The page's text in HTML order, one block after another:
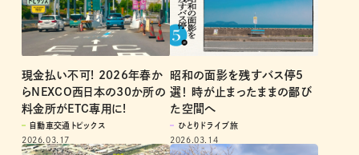
現金払い不可! 2026年春か
らNEXCO西日本の30か所の
料金所がETC専用に!
自動車交通トピックス
2026.03.17
昭和の面影を残すバス停5
選！ 時が止まったままの鄙び
た空間へ
ひとりドライブ旅
2026.03.14